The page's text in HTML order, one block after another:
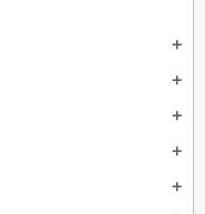
add
add
add
add
add